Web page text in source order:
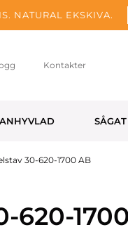
NATURAL EKSKIVA.
Kontakter
30-620-1700 AB
620-